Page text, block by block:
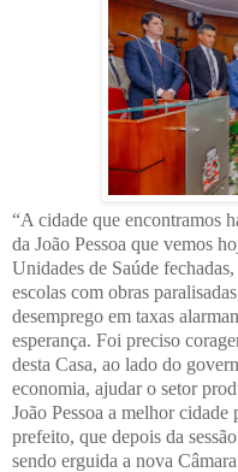
“A cidade que encontramos
da João Pessoa que vemos
Unidades de Saúde
escolas com obras
desemprego em taxas
esperança. Foi preciso
desta Casa, ao lado do
economia, ajudar o setor
João Pessoa a melhor
prefeito, que depois da
sendo erguida a nova